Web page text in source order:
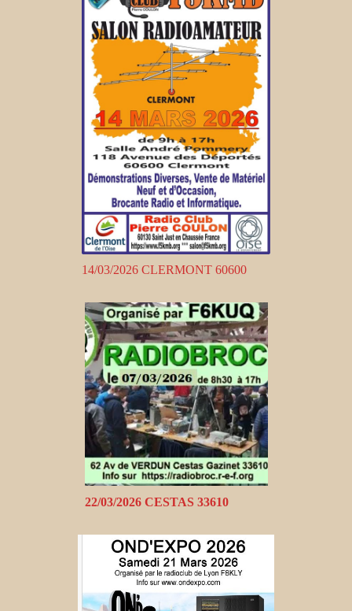
14/03/2026 CLERMONT 60600
22/03/2026 CESTAS 33610